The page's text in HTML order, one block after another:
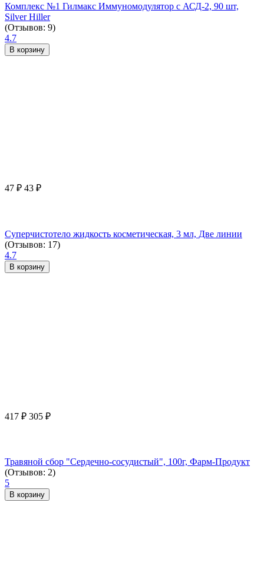
Комплекс №1 Гилмакс Иммуномодулятор с АСД-2, 90 шт,
Silver Hiller
(Отзывов: 9)
4.7
В корзину
47 ₽ 43 ₽
Суперчистотело жидкость косметическая, 3 мл, Две линии
(Отзывов: 17)
4.7
В корзину
417 ₽ 305 ₽
Травяной сбор "Сердечно-сосудистый", 100г, Фарм-Продукт
(Отзывов: 2)
5
В корзину